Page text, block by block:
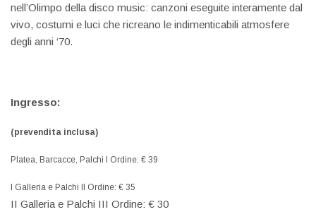
nell’Olimpo della disco music: canzoni eseguite interamente dal
vivo, costumi e luci che ricreano le indimenticabili atmosfere
degli anni ‘70.
Ingresso:
(prevendita inclusa)
Platea, Barcacce, Palchi I Ordine: € 39
I Galleria e Palchi II Ordine: € 35
II Galleria e Palchi III Ordine: € 30